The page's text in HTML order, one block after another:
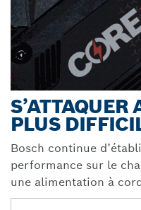
S’ATTAQUER
PLUS
Bosch continue
performance sur le
une alimentation à